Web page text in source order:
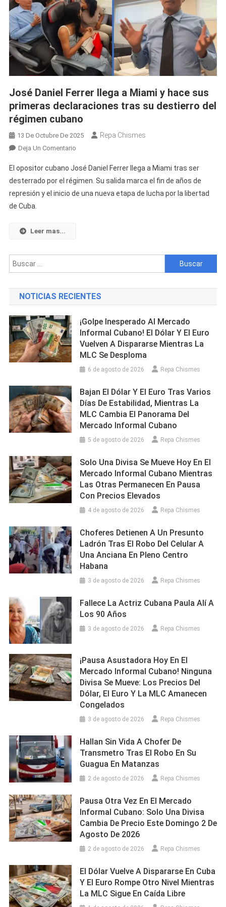
José Daniel Ferrer llega a Miami y hace sus
primeras declaraciones tras su destierro del
régimen cubano
13 De Octubre De 2025 Repa Chismes
Deja Un ComentarioEn
Daniel
Ferrer
Llega
Tras
Su
Del
Régimen
Cubano
El opositor cubano José Daniel Ferrer llega a Miami tras ser
desterrado por el régimen. Su salida marca el fin de años de
represión y el inicio de una nueva etapa de lucha por la libertad
de Cuba.
Leer mas...
Buscar:
NOTICIAS RECIENTES
¡Golpe Inesperado Al Mercado
Informal Cubano! El Dólar Y El Euro
Vuelven A Dispararse Mientras La
MLC Se Desploma
6 de agosto de 2026 Repa Chismes
Bajan El Dólar Y El Euro Tras Varios
Días De Estabilidad, Mientras La
MLC Cambia El Panorama Del
Mercado Informal Cubano
5 de agosto de 2026 Repa Chismes
Solo Una Divisa Se Mueve Hoy En El
Mercado Informal Cubano Mientras
Las Otras Permanecen En Pausa
Con Precios Elevados
4 de agosto de 2026 Repa Chismes
Choferes Detienen A Un Presunto
Ladrón Tras El Robo Del Celular A
Una Anciana En Pleno Centro
Habana
3 de agosto de 2026 Repa Chismes
Fallece La Actriz Cubana Paula Alí A
Los 90 Años
3 de agosto de 2026 Repa Chismes
¡Pausa Asustadora Hoy En El
Mercado Informal Cubano! Ninguna
Divisa Se Mueve: Los Precios Del
Dólar, El Euro Y La MLC Amanecen
Congelados
3 de agosto de 2026 Repa Chismes
Hallan Sin Vida A Chofer De
Transmetro Tras El Robo En Su
Guagua En Matanzas
2 de agosto de 2026 Repa Chismes
Pausa Otra Vez En El Mercado
Informal Cubano: Solo Una Divisa
Cambia De Precio Este Domingo 2 De
Agosto De 2026
2 de agosto de 2026 Repa Chismes
El Dólar Vuelve A Dispararse En Cuba
Y El Euro Rompe Otro Nivel Mientras
La MLC Sigue En Caída Libre